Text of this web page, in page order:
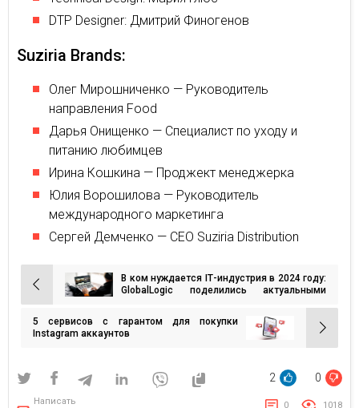
DTP Designer: Дмитрий Финогенов
Suziria Brands:
Олег Мирошниченко — Руководитель
направления Food
Дарья Онищенко — Специалист по уходу и
питанию любимцев
Ирина Кошкина — Проджект менеджерка
Юлия Ворошилова — Руководитель
международного маркетинга
Сергей Демченко — CEO Suziria Distribution
Навигация
по
записям
В ком нуждается ІТ-индустрия в 2024 году:
GlobalLogic поделились актуальными
5 сервисов с гарантом для покупки
Instagram аккаунтов
2 0
Написать
0 1018